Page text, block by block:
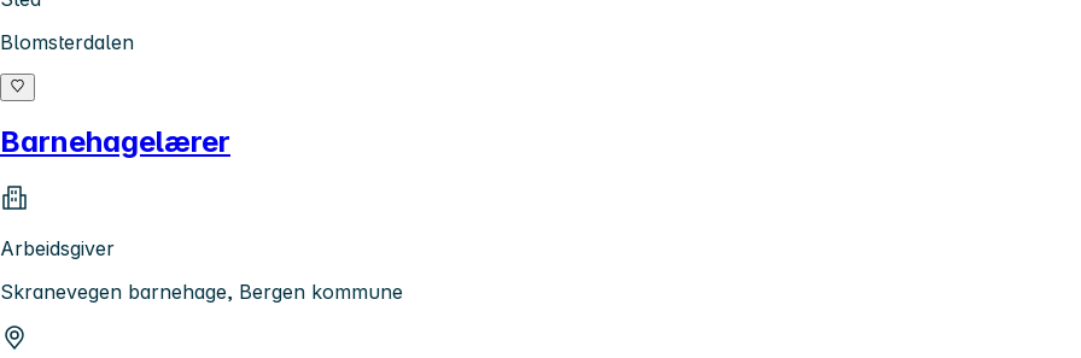
Blomsterdalen
Barnehagelærer
Arbeidsgiver
Skranevegen barnehage, Bergen kommune